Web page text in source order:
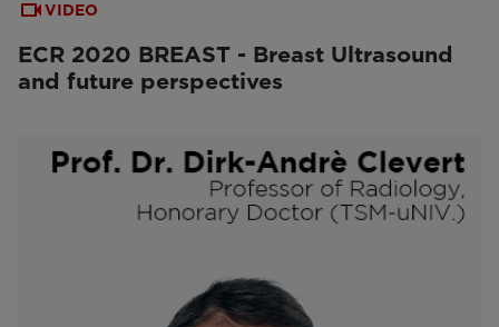
VIDEO
ECR 2020 BREAST - Breast Ultrasound
and future perspectives